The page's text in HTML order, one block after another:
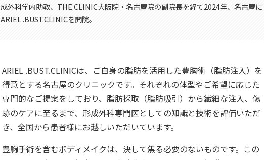
成外科学内助教、THE CLINIC大阪院・名古屋院の副院長を経て2024年、名古屋に
ARIEL .BUST.CLINICを開院。
ARIEL .BUST.CLINICは、ご自身の脂肪を活用した豊胸術（脂肪注入）を
得意とする名古屋のクリニックです。それぞれの体型やご希望に応じた
専門的なご提案をしており、脂肪採取（脂肪吸引）から繊細な注入、傷
跡のケアに至るまで、形成外科専門医としての知識と技術を評価いただ
き、全国から患者様にお越しいただいています。
豊胸手術を含むボディメイクは、決して焦る必要のないものです。この